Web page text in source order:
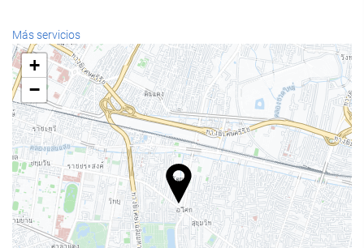
Bienestar
Spa
Hammam
Sauna
Gimnasio
Piscina
Piscina
Piscina infantil
Más servicios
+
−